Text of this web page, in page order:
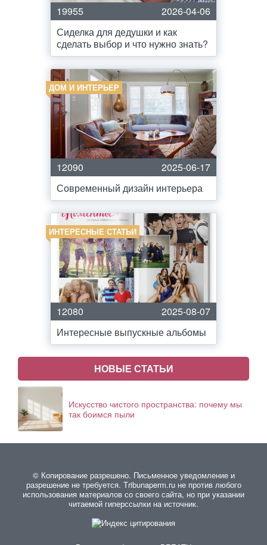
19955
2026-04-06
Сиделка для дедушки и как
сделать выбор и что нужно знать?
ДОМ И ИНТЕРЬЕР
12090
2025-06-17
Современный дизайн интерьера
ИНТЕРЕСНЫЕ СТАТЬИ
12080
2025-08-07
Интересные выпускные альбомы
НОВЫЕ СТАТЬИ
Искусство чистого пространства: почему мы
так боимся пыли
© Копирование разрешено. Письменное уведомление и
разрешение не требуется. Тribunaperm.ru не против любого
использования материалов со своего сайта, но при указании
читаемой гиперссылки на источник.